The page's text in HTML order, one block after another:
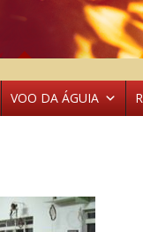
VOO DA ÁGUIA